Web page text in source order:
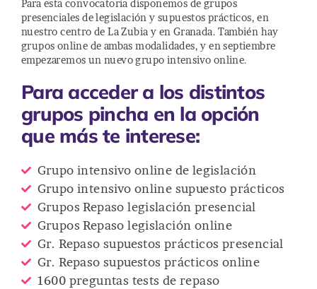
Para esta convocatoria disponemos de grupos
presenciales de legislación y supuestos prácticos, en
nuestro centro de La Zubia y en Granada. También hay
grupos online de ambas modalidades, y en septiembre
empezaremos un nuevo grupo intensivo online.
Para acceder a los distintos
grupos pincha en la opción
que más te interese:
Grupo intensivo online de legislación
Grupo intensivo online supuesto prácticos
Grupos Repaso legislación presencial
Grupos Repaso legislación online
Gr. Repaso supuestos prácticos presencial
Gr. Repaso supuestos prácticos online
1600 preguntas tests de repaso